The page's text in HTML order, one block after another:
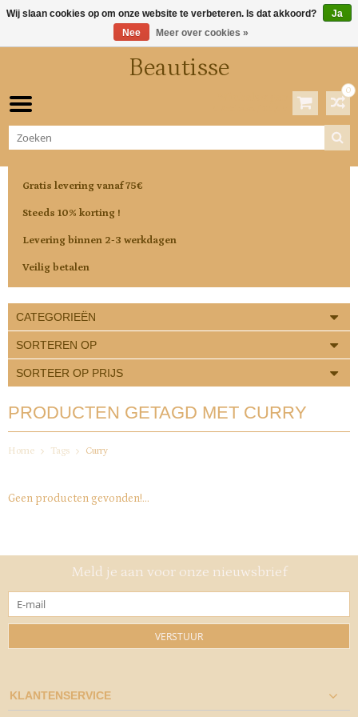
Beautisse
0
Gratis levering vanaf 75€
Steeds 10% korting !
Levering binnen 2-3 werkdagen
Veilig betalen
CATEGORIEËN
SORTEREN OP
SORTEER OP PRIJS
PRODUCTEN GETAGD MET CURRY
Home Tags Curry
Geen producten gevonden!...
Meld je aan voor onze nieuwsbrief
VERSTUUR
KLANTENSERVICE
Wij slaan cookies op om onze website te verbeteren. Is dat akkoord?
Ja
Nee
Meer over cookies »